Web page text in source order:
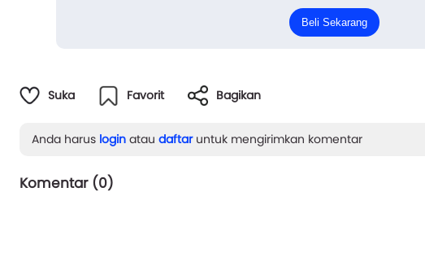
ngga mau menerima barang kami karena hanya akan
Beli Sekarang
Suka Favorit Bagikan
Anda harus login atau daftaruntuk mengirimkan komentar
Komentar (0)